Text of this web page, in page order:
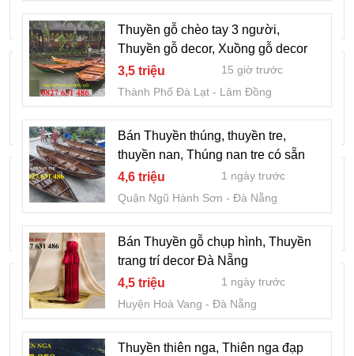
22 triệu
Quận Ngô Quyền
Hải Phòng
Thuyền cano 6 khách gắn động cơ,
Thuyền cứu hộ 6-8 người tại Đà Nẵng
8 triệu
2 ngày trước
Quận Hải Châu
Đà Nẵng
Bán Thuyền tôn giá rẻ, Thuyền inox giá
rẻ
1,5 triệu
2 ngày trước
Huyện Hữu Lũng
Lạng Sơn
Thuyền đi câu cá giá rẻ chở 1-2 người,
Thuyền tôn, Thuyền inox
2,3 triệu
2 ngày trước
Huyện Yên Thế
Bắc Giang
Thuyền gỗ chèo tay 3 người,
Thuyền gỗ decor, Xuồng gỗ decor
3,5 triệu
15 giờ trước
Thành Phố Đà Lạt
Lâm Đồng
Bán Thuyền thúng, thuyền tre,
thuyền nan, Thúng nan tre có sẵn
4,6 triệu
1 ngày trước
Quận Ngũ Hành Sơn
Đà Nẵng
Bán Thuyền gỗ chụp hình, Thuyền
trang trí decor Đà Nẵng
4,5 triệu
1 ngày trước
Huyện Hoà Vang
Đà Nẵng
Thuyền thiên nga, Thiên nga đạp